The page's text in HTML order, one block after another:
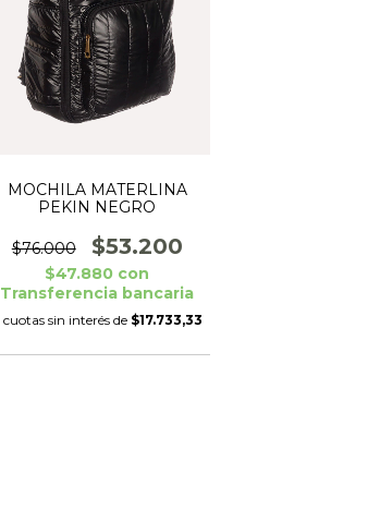
MOCHILA MATERLINA
PEKIN NEGRO
$76.000 $53.200
$47.880 con
Transferencia bancaria
cuotas sin interés de $17.733,33